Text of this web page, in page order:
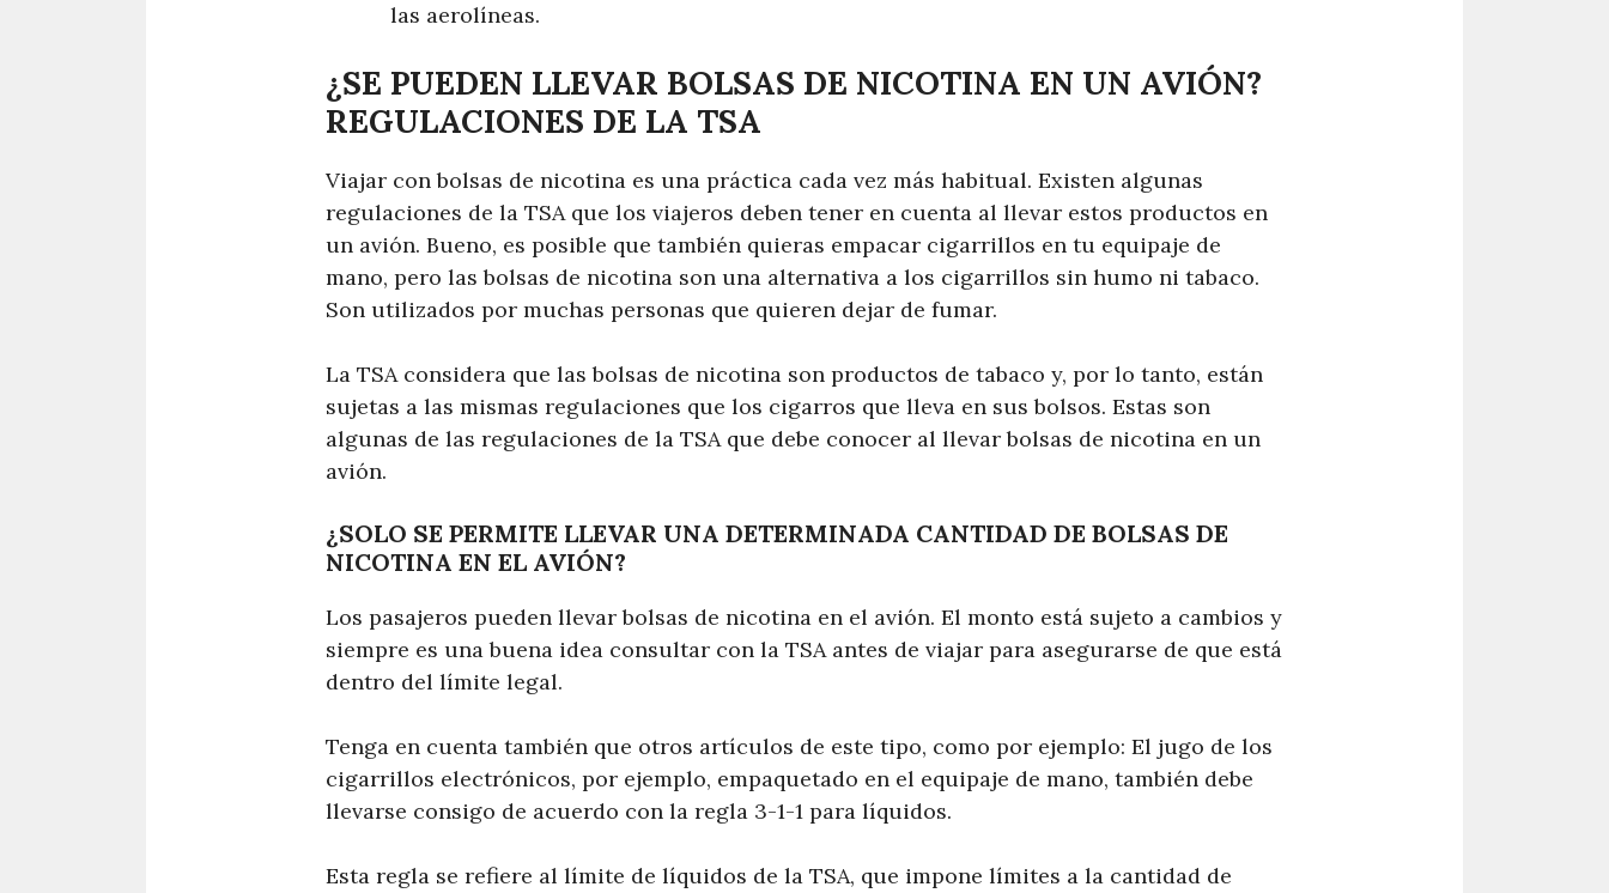
las aerolíneas.
¿SE PUEDEN LLEVAR BOLSAS DE NICOTINA EN UN AVIÓN?
REGULACIONES DE LA TSA
Viajar con bolsas de nicotina es una práctica cada vez más habitual. Existen algunas
regulaciones de la TSA que los viajeros deben tener en cuenta al llevar estos productos en
un avión. Bueno, es posible que también quieras empacar cigarrillos en tu equipaje de
mano, pero las bolsas de nicotina son una alternativa a los cigarrillos sin humo ni tabaco.
Son utilizados por muchas personas que quieren dejar de fumar.
La TSA considera que las bolsas de nicotina son productos de tabaco y, por lo tanto, están
sujetas a las mismas regulaciones que los cigarros que lleva en sus bolsos. Estas son
algunas de las regulaciones de la TSA que debe conocer al llevar bolsas de nicotina en un
avión.
¿SOLO SE PERMITE LLEVAR UNA DETERMINADA CANTIDAD DE BOLSAS DE
NICOTINA EN EL AVIÓN?
Los pasajeros pueden llevar bolsas de nicotina en el avión. El monto está sujeto a cambios y
siempre es una buena idea consultar con la TSA antes de viajar para asegurarse de que está
dentro del límite legal.
Tenga en cuenta también que otros artículos de este tipo, como por ejemplo: El jugo de los
cigarrillos electrónicos, por ejemplo, empaquetado en el equipaje de mano, también debe
llevarse consigo de acuerdo con la regla 3-1-1 para líquidos.
Esta regla se refiere al límite de líquidos de la TSA, que impone límites a la cantidad de